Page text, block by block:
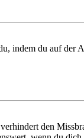
indem du auf der
den